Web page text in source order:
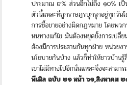
ประมาณ ๙% ส่วนอีกไม่ถึง ๑๐% เ
ตัวนี้แหละที่ถูกราษฎรบุกรุกอยู่ทุกวัน
การซื้อขายอย่างผิดกฏหมาย โดยพว
หนทางแก้ไข มันต้องหยุดยั้งการเปลี่
ต้องมีการประสานกันทุกฝ่าย หน่วยง
นโยบายกันบ้าง แล้วก็ทำให้ชาวบ้าน
เขาไม่มีทางไปอีกนั่นแหละจึงจะสาม
พีเพิล ฉบับ ๒๑ หน้า ๖๑,สิงหาคม